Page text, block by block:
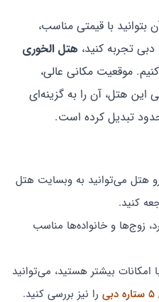
بتوانید با قیمتی مناسب،
تجربه کنید، هتل الخوری
موقعیت مکانی عالی،
هتل، آن را به گزینه‌ای
تبدیل کرده است.
هتل می‌توانید به وبسایت هتل
کنید.
زوج‌ها و خانواده‌ها مناسب
بیشتر هستید، می‌توانید
را نیز بررسی کنید.